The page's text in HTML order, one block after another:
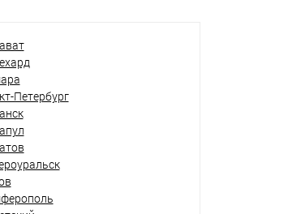
Петербург